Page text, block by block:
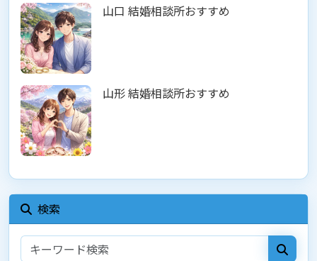
山口 結婚相談所おすすめ
山形 結婚相談所おすすめ
検索